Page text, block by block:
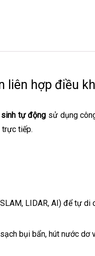
liên hợp điều
tự động sử dụng
trực tiếp.
LIDAR, AI) để tự di
bụi bẩn, hút nước dơ